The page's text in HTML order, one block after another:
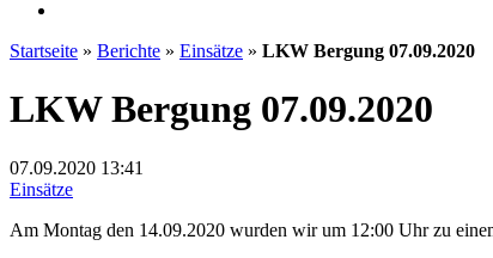
Startseite » Berichte » Einsätze » LKW Bergung 07.09.2020
LKW Bergung 07.09.2020
07.09.2020 13:41
Einsätze
Am Montag den 14.09.2020 wurden wir um 12:00 Uhr zu